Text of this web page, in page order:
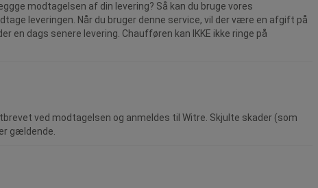
modtagelsen af din levering? Så kan du bruge vores
leveringen. Når du bruger denne service, vil der være en afgift på
en dags senere levering. Chaufføren kan IKKE ikke ringe på
ved modtagelsen og anmeldes til Witre. Skjulte skader (som
gældende.